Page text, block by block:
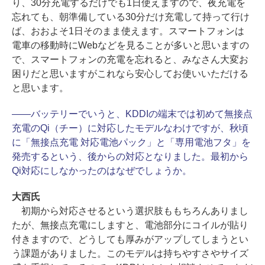
り、30分充電するだけでも1日使えますので、夜充電を
忘れても、朝準備している30分だけ充電して持って行け
ば、おおよそ1日そのまま使えます。スマートフォンは
電車の移動時にWebなどを見ることが多いと思いますの
で、スマートフォンの充電を忘れると、みなさん大変お
困りだと思いますがこれなら安心してお使いいただける
と思います。
――バッテリーでいうと、KDDIの端末では初めて無接点
充電のQi（チー）に対応したモデルなわけですが、秋頃
に「無接点充電 対応電池パック」と「専用電池フタ」を
発売するという、後からの対応となりました。最初から
Qi対応にしなかったのはなぜでしょうか。
大西氏
初期から対応させるという選択肢ももちろんありまし
たが、無接点充電にしますと、電池部分にコイルが貼り
付きますので、どうしても厚みがアップしてしまうとい
う課題がありました。このモデルは持ちやすさやサイズ